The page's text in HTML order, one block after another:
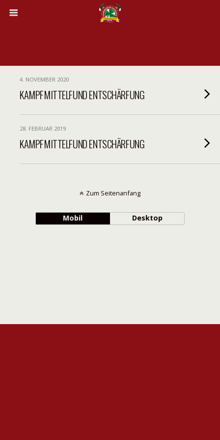
4. NOVEMBER 2020
KAMPFMITTELFUND ENTSCHÄRFUNG
28. FEBRUAR 2019
KAMPFMITTELFUND ENTSCHÄRFUNG
Zum Seitenanfang
Mobil Desktop